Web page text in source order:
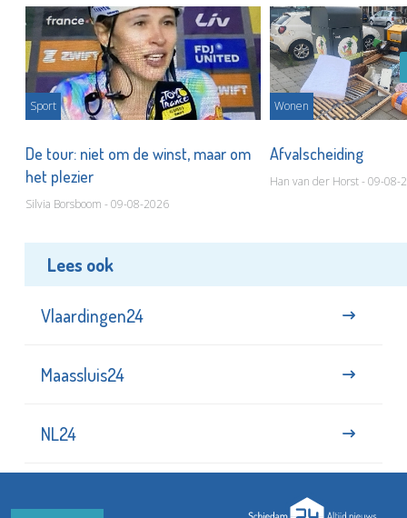
Sport
De tour: niet om de winst, maar om
het plezier
Silvia Borsboom - 09-08-2026
Wonen
Afvalscheiding
Han van der Horst - 09-08-
Lees ook
Vlaardingen24
Maassluis24
NL24